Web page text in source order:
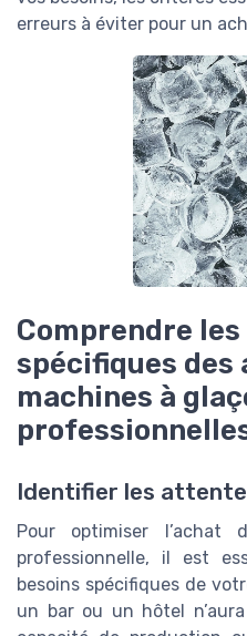
erreurs à éviter pour un
Comprendre
spécifiques des
machines à
Identifier les
Pour optimiser l’achat
professionnelle, il est
besoins spécifiques de
un bar ou un hôtel